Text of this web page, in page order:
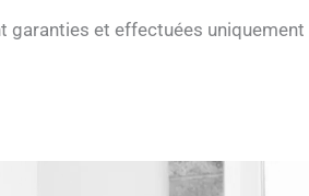
garanties et effectuées uniquement